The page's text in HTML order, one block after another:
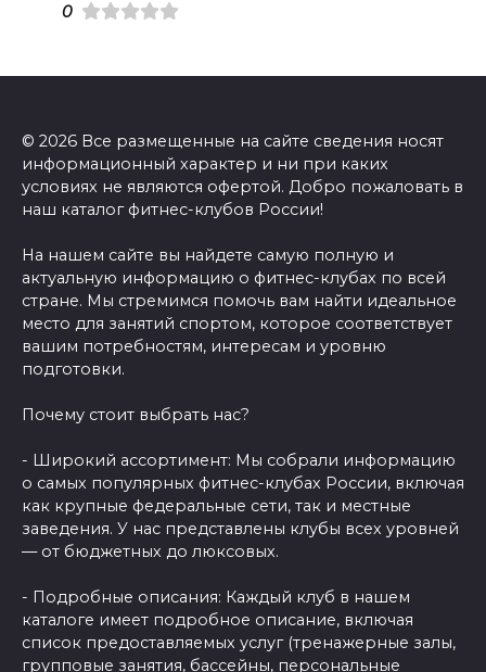
0
© 2026 Все размещенные на сайте сведения носят
информационный характер и ни при каких
условиях не являются офертой. Добро пожаловать в
наш каталог фитнес-клубов России!
На нашем сайте вы найдете самую полную и
актуальную информацию о фитнес-клубах по всей
стране. Мы стремимся помочь вам найти идеальное
место для занятий спортом, которое соответствует
вашим потребностям, интересам и уровню
подготовки.
Почему стоит выбрать нас?
- Широкий ассортимент: Мы собрали информацию
о самых популярных фитнес-клубах России, включая
как крупные федеральные сети, так и местные
заведения. У нас представлены клубы всех уровней
— от бюджетных до люксовых.
- Подробные описания: Каждый клуб в нашем
каталоге имеет подробное описание, включая
список предоставляемых услуг (тренажерные залы,
групповые занятия, бассейны, персональные